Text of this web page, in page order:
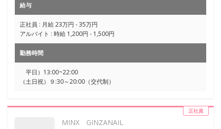
給与
正社員 : 月給 23万円 - 35万円
アルバイト : 時給 1,200円 - 1,500円
勤務時間
平日）13:00~22:00
（土日祝）９:30～20:00（交代制）
正社員
MINX GINZANAIL